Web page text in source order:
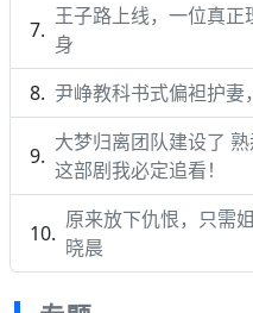
王子路上线，一位真
身
尹峥教科书式偏袒护妻
大梦归离团队建设了 熟
这部剧我必定追看！
原来放下仇恨，只需
晓晨